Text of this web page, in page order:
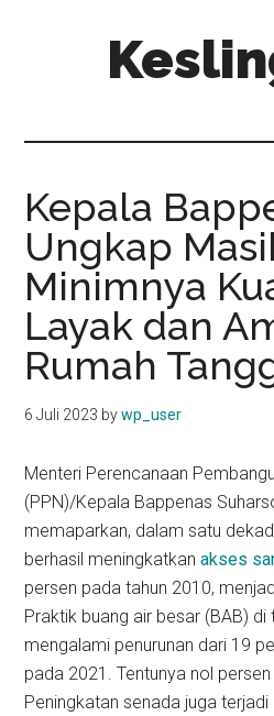
Kepala
Ungkap
Minimnya
Layak dan
Rumah
6 Juli 2023 bywp_user
Menteri Perencanaan
(PPN)/Kepala Bappenas
memaparkan, dalam satu
berhasil meningkatkanakses
persen pada tahun 2010,
Praktik buang air besar (BAB)
mengalami penurunan dari 19
pada 2021. Tentunya nol
Peningkatan senada juga